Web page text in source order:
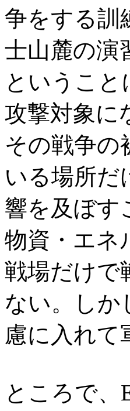
争をする訓
士山麓の演
というこ
攻撃対象に
その戦争の
いる場所だ
響を及ぼす
物資・エネ
戦場だけで
ない。しか
慮に入れて
ところで